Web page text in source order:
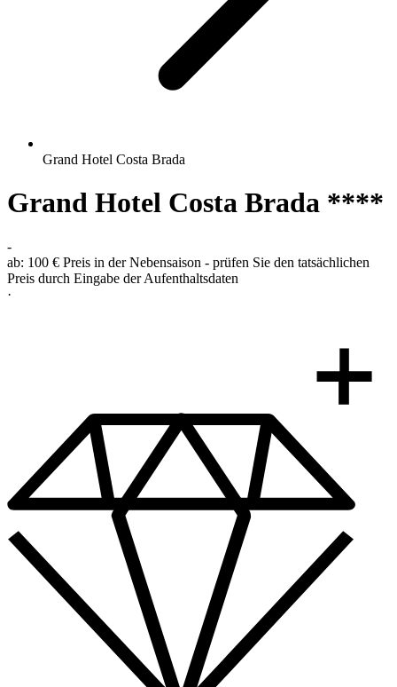
Grand Hotel Costa Brada
Grand Hotel Costa Brada ****
-
ab: 100 € Preis in der Nebensaison - prüfen Sie den tatsächlichen
Preis durch Eingabe der Aufenthaltsdaten
·